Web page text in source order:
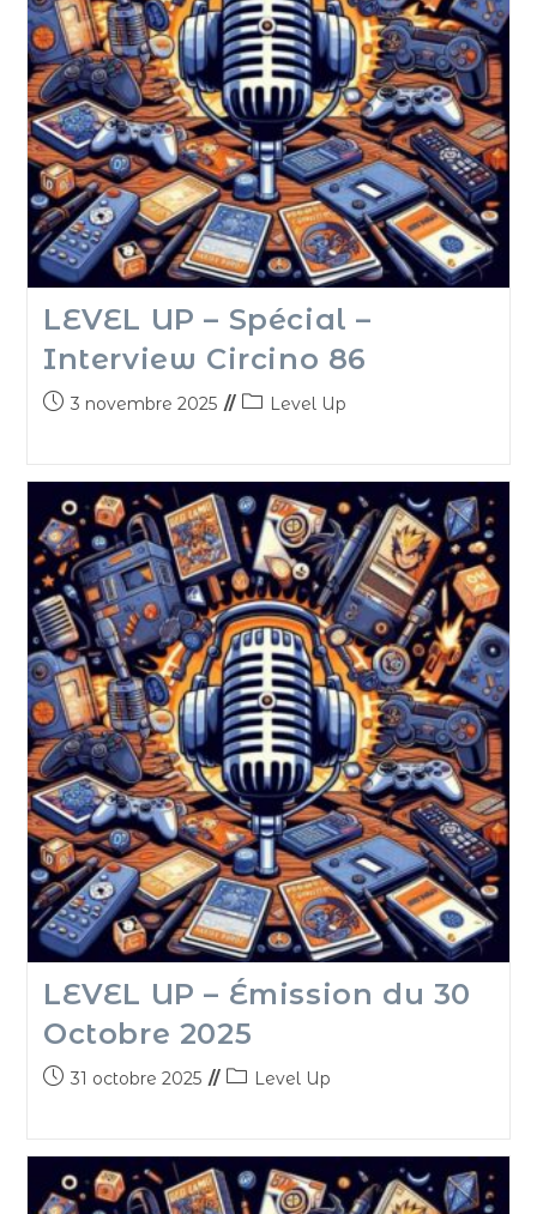
LEVEL UP – Spécial –
Interview Circino 86
3 novembre 2025 Level Up
LEVEL UP – Émission du 30
Octobre 2025
31 octobre 2025 Level Up